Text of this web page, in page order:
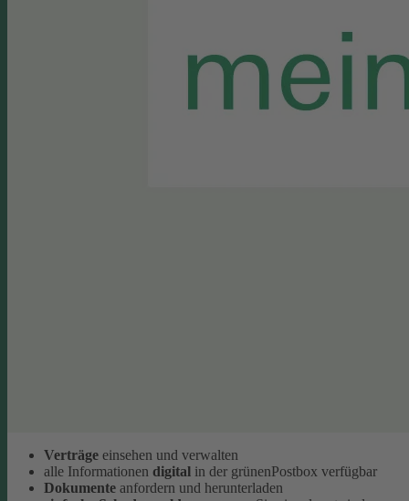
Verträge einsehen und verwalten
alle Informationen digital in der grünenPostbox verfügbar
Dokumente anfordern und herunterladen